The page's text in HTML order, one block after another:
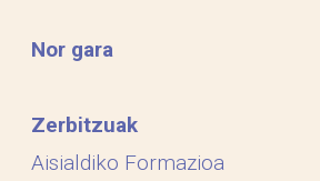
Nor gara
Zerbitzuak
Aisialdiko Formazioa